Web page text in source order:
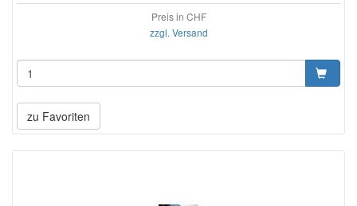
Preis in CHF
zzgl. Versand
zu Favoriten